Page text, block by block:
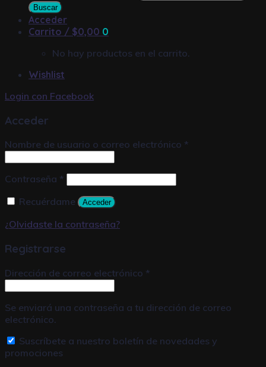
Buscar
Acceder
Carrito / $0,00 0
No hay productos en el carrito.
Wishlist
Login con Facebook
Acceder
Nombre de usuario o correo electrónico *
Contraseña *
Recuérdame
Acceder
¿Olvidaste la contraseña?
Registrarse
Dirección de correo electrónico *
Se enviará una contraseña a tu dirección de correo
electrónico.
Suscríbete a nuestro boletín de novedades y
promociones